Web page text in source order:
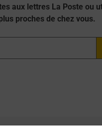
aux lettres La Poste ou
proches de chez vous.